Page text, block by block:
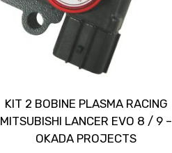
KIT 2 BOBINE PLASMA RACING
MITSUBISHI LANCER EVO 8 / 9 –
OKADA PROJECTS